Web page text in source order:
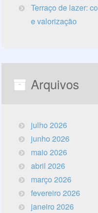
Terraço de lazer:
e valorização
Arquivos
julho 2026
junho 2026
maio 2026
abril 2026
março 2026
fevereiro 2026
janeiro 2026